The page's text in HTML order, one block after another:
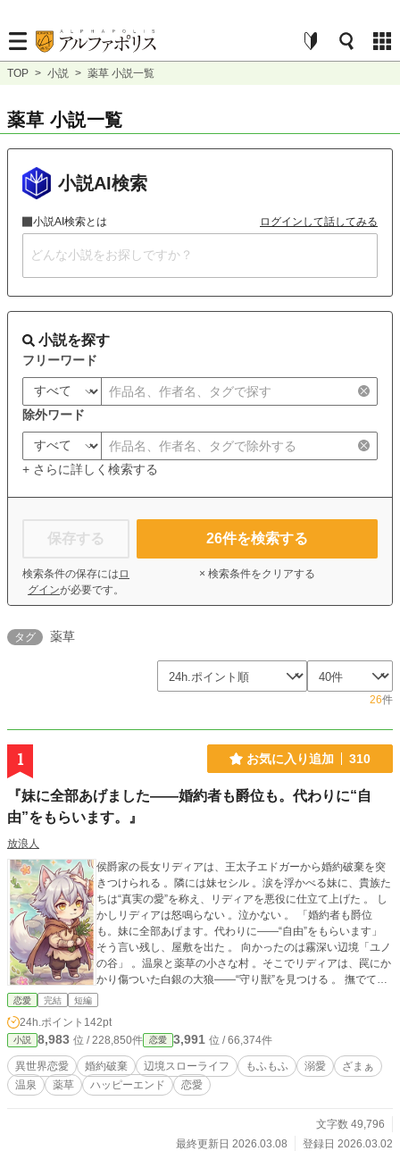
TOP > 小説 > 薬草 小説一覧
薬草 小説一覧
小説AI検索
小説AI検索とは ログインして話してみる
小説を探す
フリーワード
除外ワード
+ さらに詳しく検索する
保存する
検索条件の保存には ロ
グインが必要です。
26件を検索する
× 検索条件をクリアする
タグ 薬草
26件
1 お気に入り追加 310
『妹に全部あげました――婚約者も爵位も。代わりに“自
由”をもらいます。』
放浪人
侯爵家の長女リディアは、王太子エドガーから婚約破棄を突
きつけられる 。隣には妹セシル 。涙を浮かべる妹に、貴族た
ちは“真実の愛”を称え、リディアを悪役に仕立て上げた 。 し
かしリディアは怒鳴らない 。泣かない 。 「婚約者も爵位
も。妹に全部あげます。代わりに――“自由”をもらいます」
そう言い残し、屋敷を出た 。 向かったのは霧深い辺境「ユノ
の谷」 。温泉と薬草の小さな村 。そこでリディアは、罠にか
かり傷ついた白銀の大狼――“守り獣”を見つける 。 撫でて癒
やした瞬間、守り獣は奇妙な共鳴を起こし、人に変わってし
瞳、熱い体温が残る 。そして言葉は話せない 。単語すらおぼ
つかない 。それでも守り獣は、リディアのそばでだけ安定
し、生きるために“保護”を必要としていた 。 「守り獣は聖遺
物だ。教会に引き渡せ」 王都から届く回収命令 。密猟者の影
。弱まる結界 。 ――守る側だったはずの獣が、道具として奪
恋愛 完結 短編
24h.ポイント 142pt
小説 8,983 位 / 228,850件 恋愛 3,991 位 / 66,374件
異世界恋愛 婚約破棄 辺境スローライフ もふもふ 溺愛
ざまぁ
温泉
薬草 ハッピーエンド 恋愛
文字数 49,796
最終更新日 2026.03.08
登録日 2026.03.02